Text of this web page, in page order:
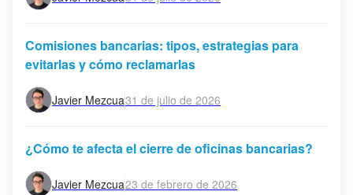
Comisiones bancarias: tipos, estrategias para
evitarlas y cómo reclamarlas
Javier Mezcua31 de julio de 2026
¿Cómo te afecta el cierre de oficinas bancarias?
Javier Mezcua23 de febrero de 2026